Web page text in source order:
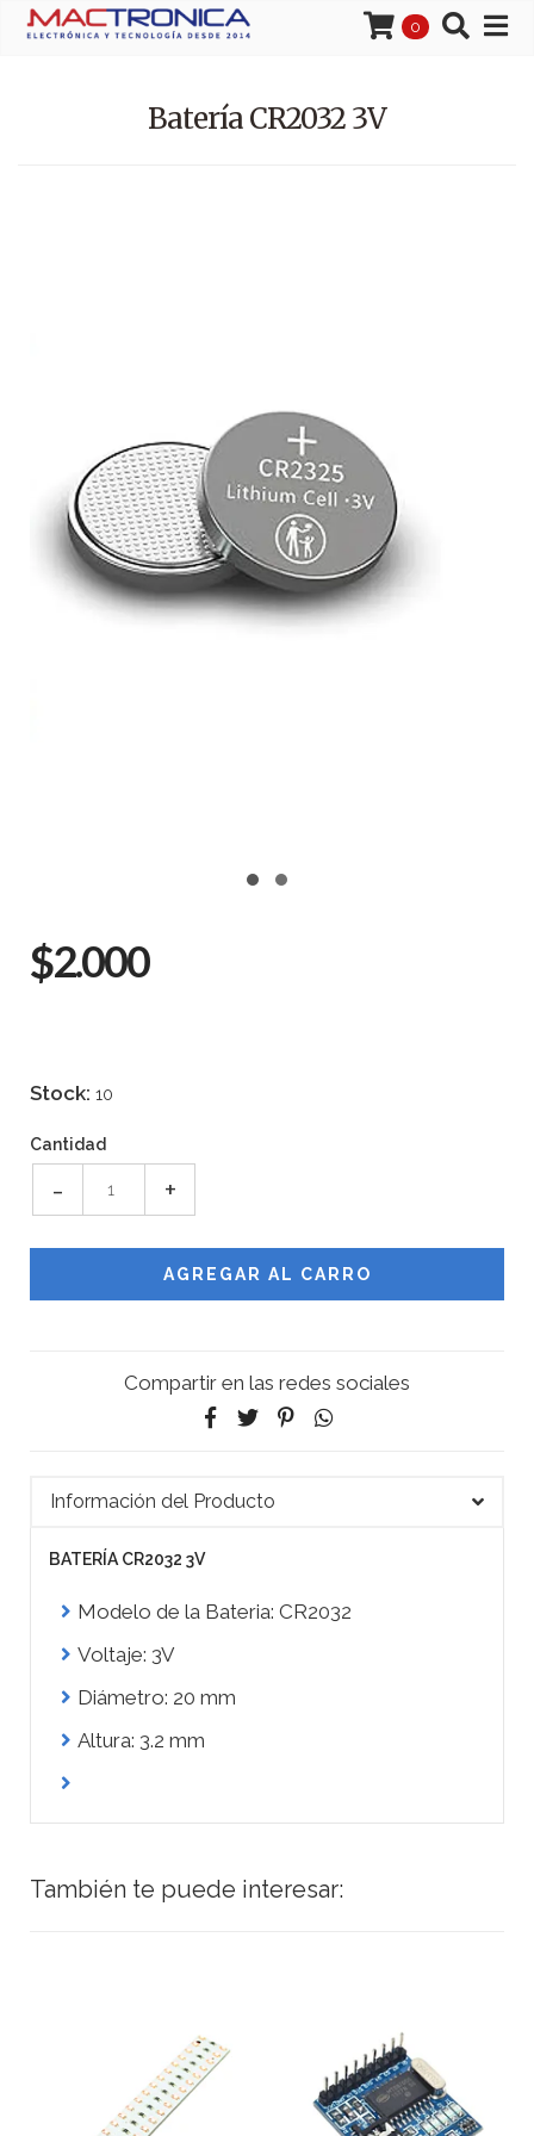
0
Batería CR2032 3V
$2.000
Stock: 10
Cantidad
- +
Compartir en las redes sociales
Información del Producto
BATERÍA CR2032 3V
Modelo de la Bateria: CR2032
Voltaje: 3V
Diámetro: 20 mm
Altura: 3.2 mm
También te puede interesar: